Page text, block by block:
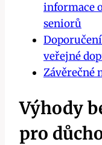
informace
seniorů
veřejné
Závěrečné
Výhody
pro